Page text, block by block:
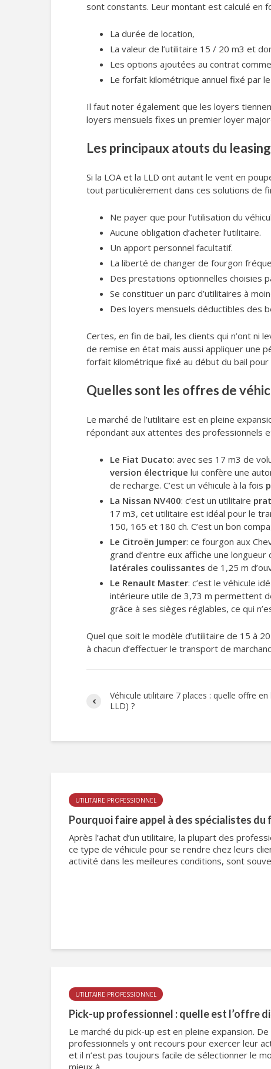
sont constants. Leur montant est calculé en
La durée de location,
La valeur de l’utilitaire 15 / 20 m3 et
Les options ajoutées au contrat
Le forfait kilométrique annuel fixé par
Il faut noter également que les loyers
loyers mensuels fixes un premier loyer
Les principaux atouts du
Si la LOA et la LLD ont autant le vent en
tout particulièrement dans ces solutions de
Ne payer que pour l’utilisation du
Aucune obligation d’acheter l’utilitaire.
Un apport personnel facultatif.
La liberté de changer de fourgon
Des prestations optionnelles choisies
Se constituer un parc d’utilitaires à
Des loyers mensuels déductibles des
Certes, en fin de bail, les clients qui n’ont ni
de remise en état mais aussi appliquer une
forfait kilométrique fixé au début du bail
Quelles sont les offres de
Le marché de l’utilitaire est en pleine
répondant aux attentes des professionnels
Le Fiat Ducato: avec ses 17 m3 de
version électrique lui confère une
de recharge. C’est un véhicule à la fois
La Nissan NV400: c’est un utilitaire
17 m3, cet utilitaire est idéal pour le
150, 165 et 180 ch. C’est un bon
Le Citroën Jumper: ce fourgon aux
grand d’entre eux affiche une
latérales coulissantes de 1,25 m
Le Renault Master: c’est le véhicule
intérieure utile de 3,73 m permettent
grâce à ses sièges réglables, ce qui
Quel que soit le modèle d’utilitaire de 15 à
à chacun d’effectuer le transport de
Véhicule utilitaire 7 places : quelle offre en
LLD) ?
UTILITAIRE PROFESSIONNEL
Pourquoi faire appel à des spécialistes du
Après l’achat d’un utilitaire, la plupart des
ce type de véhicule pour se rendre chez leurs
activité dans les meilleures conditions, sont
UTILITAIRE PROFESSIONNEL
Pick-up professionnel : quelle est l’offre
Le marché du pick-up est en pleine expansion.
professionnels y ont recours pour exercer leur
et il n’est pas toujours facile de sélectionner le
mieux à...